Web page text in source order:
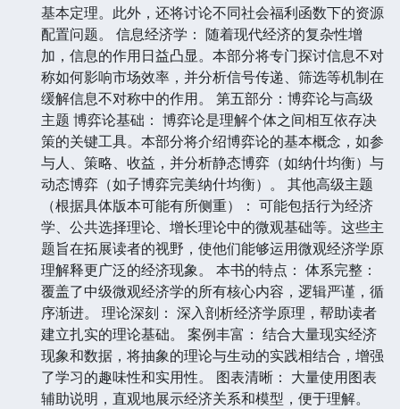
基本定理。此外，还将讨论不同社会福利函数下的资源
配置问题。 信息经济学： 随着现代经济的复杂性增
加，信息的作用日益凸显。本部分将专门探讨信息不对
称如何影响市场效率，并分析信号传递、筛选等机制在
缓解信息不对称中的作用。 第五部分：博弈论与高级
主题 博弈论基础： 博弈论是理解个体之间相互依存决
策的关键工具。本部分将介绍博弈论的基本概念，如参
与人、策略、收益，并分析静态博弈（如纳什均衡）与
动态博弈（如子博弈完美纳什均衡）。 其他高级主题
（根据具体版本可能有所侧重）： 可能包括行为经济
学、公共选择理论、增长理论中的微观基础等。这些主
题旨在拓展读者的视野，使他们能够运用微观经济学原
理解释更广泛的经济现象。 本书的特点： 体系完整：
覆盖了中级微观经济学的所有核心内容，逻辑严谨，循
序渐进。 理论深刻： 深入剖析经济学原理，帮助读者
建立扎实的理论基础。 案例丰富： 结合大量现实经济
现象和数据，将抽象的理论与生动的实践相结合，增强
了学习的趣味性和实用性。 图表清晰： 大量使用图表
辅助说明，直观地展示经济关系和模型，便于理解。